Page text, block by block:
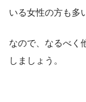
いる女性の方も多
なので、なるべく
しましょう。